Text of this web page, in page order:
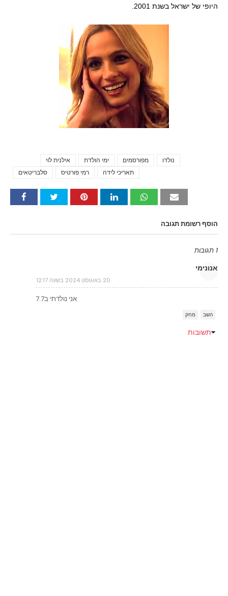
היופי של ישראל בשנת 2001.
אילנית לוי ימי הולדת מפורסמים
נולדו
סלבריטאים
רמי פורטיס תאריכי לידה
הוסף רשומת תגובה
1 תגובות
אנונימי
20 באוגוסט 2024 בשעה 12:17
אני נולדתי ב7.7
השב מחק
תשובות